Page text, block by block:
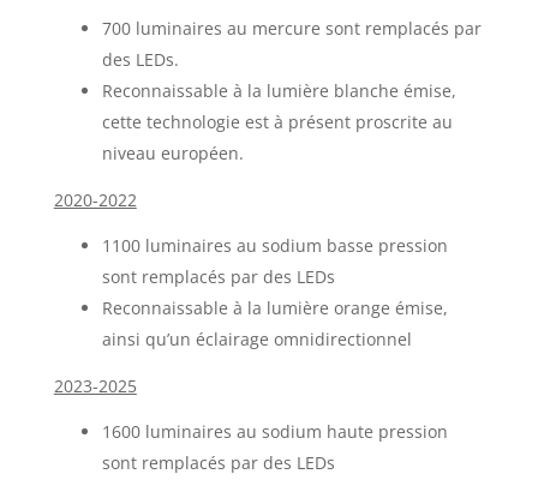
700 luminaires au mercure sont remplacés par
des LEDs.
Reconnaissable à la lumière blanche émise,
cette technologie est à présent proscrite au
niveau européen.
2020-2022
1100 luminaires au sodium basse pression
sont remplacés par des LEDs
Reconnaissable à la lumière orange émise,
ainsi qu’un éclairage omnidirectionnel
2023-2025
1600 luminaires au sodium haute pression
sont remplacés par des LEDs